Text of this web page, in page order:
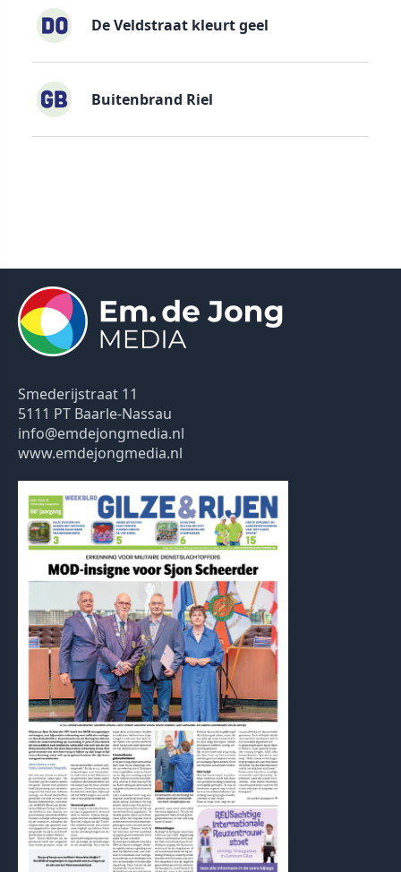
De Veldstraat kleurt geel
Buitenbrand Riel
Smederijstraat 11
5111 PT Baarle-Nassau
info@emdejongmedia.nl
www.emdejongmedia.nl